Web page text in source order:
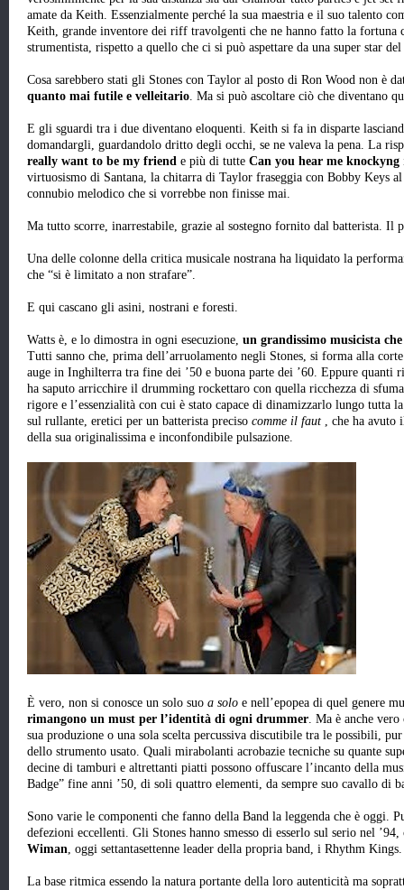
amate da Keith. Essenzialmente perché la sua maestria e il suo talento
Keith, grande inventore dei riff travolgenti che ne hanno fatto la fortuna
strumentista, rispetto a quello che ci si può aspettare da una super star
Cosa sarebbero stati gli Stones con Taylor al posto di Ron Wood non è
quanto mai futile e velleitario. Ma si può ascoltare ciò che diventano
E gli sguardi tra i due diventano eloquenti. Keith si fa in disparte
domandargli, guardandolo dritto degli occhi, se ne valeva la pena. La
really want to be my friend e più di tutte Can you hear me knockyng
virtuosismo di Santana, la chitarra di Taylor fraseggia con Bobby Keys
connubio melodico che si vorrebbe non finisse mai.
Ma tutto scorre, inarrestabile, grazie al sostegno fornito dal batterista. Il
Una delle colonne della critica musicale nostrana ha liquidato la
che “si è limitato a non strafare”.
E qui cascano gli asini, nostrani e foresti.
Watts è, e lo dimostra in ogni esecuzione, un grandissimo musicista
Tutti sanno che, prima dell’arruolamento negli Stones, si forma alla
auge in Inghilterra tra fine dei ’50 e buona parte dei ’60. Eppure quanti
ha saputo arricchire il drumming rockettaro con quella ricchezza di
rigore e l’essenzialità con cui è stato capace di dinamizzarlo lungo tutta
sul rullante, eretici per un batterista preciso comme il faut , che ha avuto
della sua originalissima e inconfondibile pulsazione.
È vero, non si conosce un solo suo a solo e nell’epopea di quel genere
rimangono un must per l’identità di ogni drummer. Ma è anche
sua produzione o una sola scelta percussiva discutibile tra le possibili,
dello strumento usato. Quali mirabolanti acrobazie tecniche su quante
decine di tamburi e altrettanti piatti possono offuscare l’incanto della
Badge” fine anni ’50, di soli quattro elementi, da sempre suo cavallo di
Sono varie le componenti che fanno della Band la leggenda che è oggi.
defezioni eccellenti. Gli Stones hanno smesso di esserlo sul serio nel
Wiman, oggi settantasettenne leader della propria band, i Rhythm Kings.
La base ritmica essendo la natura portante della loro autenticità ma